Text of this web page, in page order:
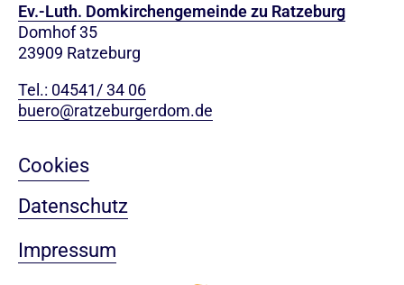
Ev.-Luth. Domkirchengemeinde zu Ratzeburg
Domhof 35
23909 Ratzeburg
Tel.: 04541/ 34 06
buero@ratzeburgerdom.de
Cookies
Datenschutz
Impressum